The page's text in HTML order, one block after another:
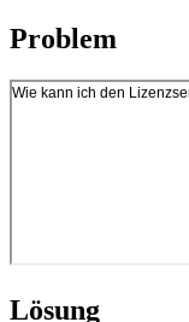
Problem
Lösung